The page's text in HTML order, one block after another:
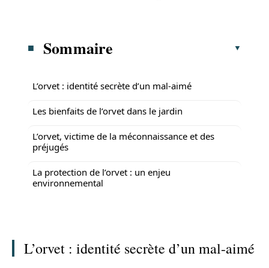
Sommaire
L’orvet : identité secrète d’un mal-aimé
Les bienfaits de l’orvet dans le jardin
L’orvet, victime de la méconnaissance et des
préjugés
La protection de l’orvet : un enjeu
environnemental
L’orvet : identité secrète d’un mal-aimé